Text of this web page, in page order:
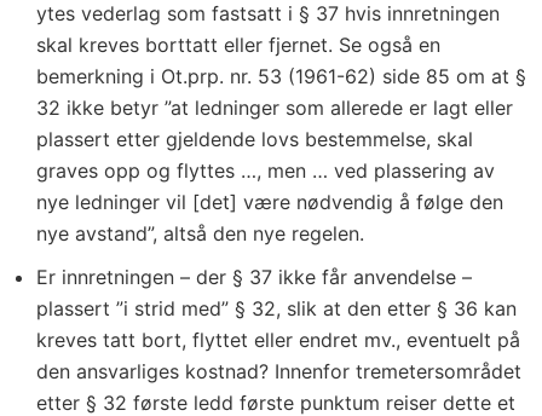
ytes vederlag som fastsatt i § 37 hvis innretningen
skal kreves borttatt eller fjernet. Se også en
bemerkning i Ot.prp. nr. 53 (1961-62) side 85 om at §
32 ikke betyr ”at ledninger som allerede er lagt eller
plassert etter gjeldende lovs bestemmelse, skal
graves opp og flyttes …, men … ved plassering av
nye ledninger vil [det] være nødvendig å følge den
nye avstand”, altså den nye regelen.
Er innretningen – der § 37 ikke får anvendelse –
plassert ”i strid med” § 32, slik at den etter § 36 kan
kreves tatt bort, flyttet eller endret mv., eventuelt på
den ansvarliges kostnad? Innenfor tremetersområdet
etter § 32 første ledd første punktum reiser dette et